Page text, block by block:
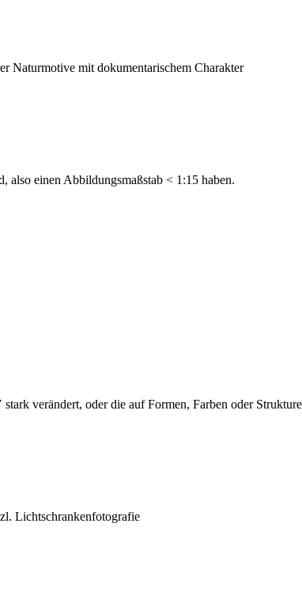
Naturmotive mit dokumentarischem Charakter
also einen Abbildungsmaßstab < 1:15 haben.
verändert, oder die auf Formen, Farben oder
Lichtschrankenfotografie